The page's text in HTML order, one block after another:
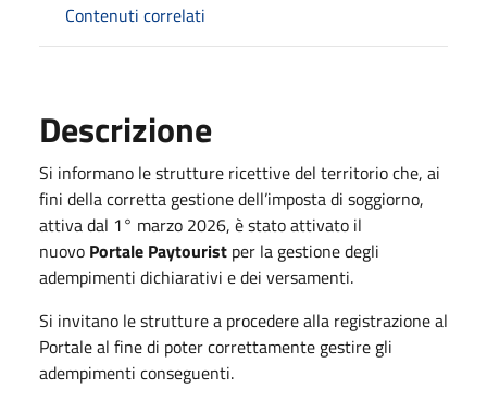
Contenuti correlati
Descrizione
Si informano le strutture ricettive del territorio che, ai
fini della corretta gestione dell’imposta di soggiorno,
attiva dal 1° marzo 2026, è stato attivato il
nuovo Portale Paytourist per la gestione degli
adempimenti dichiarativi e dei versamenti.
Si invitano le strutture a procedere alla registrazione al
Portale al fine di poter correttamente gestire gli
adempimenti conseguenti.